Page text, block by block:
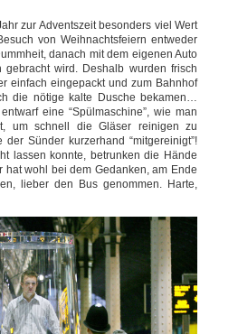
zur Adventszeit besonders viel Wert
von Weihnachtsfeiern entweder
danach mit dem eigenen Auto
gebracht wird. Deshalb wurden frisch
einfach eingepackt und zum Bahnhof
die nötige kalte Dusche bekamen…
eine “Spülmaschine”, wie man
um schnell die Gläser reinigen zu
Sünder kurzerhand “mitgereinigt”!
lassen konnte, betrunken die Hände
hat wohl bei dem Gedanken, am Ende
lieber den Bus genommen. Harte,